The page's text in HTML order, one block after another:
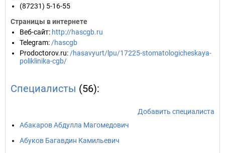
(87231) 5-16-55
Страницы в интернете
Веб-сайт: http://hascgb.ru
Telegram: /hascgb
Prodoctorov.ru: /hasavyurt/lpu/17225-stomatologicheskaya-
poliklinika-cgb/
Специалисты (56):
Добавить специалиста
Абакаров Абдулла Магомедович
Абуков Багавдин Камильевич